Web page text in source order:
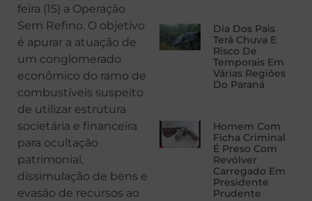
feira (15) a Operação
Sem Refino. O objetivo
é apurar a atuação de
um conglomerado
econômico do ramo de
combustíveis suspeito
de utilizar estrutura
societária e financeira
para ocultação
patrimonial,
dissimulação de bens e
evasão de recursos ao
Dia Dos Pais
Terá Chuva E
Risco De
Temporais Em
Várias Regiões
Do Paraná
Homem Com
Ficha Criminal
É Preso Com
Revólver
Carregado Em
Presidente
Prudente